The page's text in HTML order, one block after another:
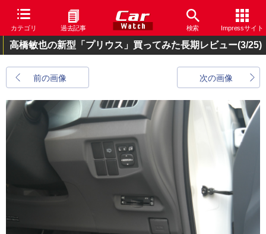
カテゴリ 過去記事 検索 Impressサイト
高橋敏也の新型「プリウス」買ってみた長期レビュー(3/25)
前の画像 次の画像